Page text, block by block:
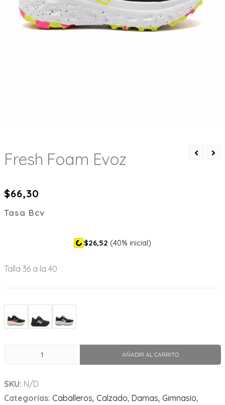
Fresh Foam Evoz
$66,30
Tasa Bcv
$26,52 (40% inicial)
Talla 36 a la 40
AÑADIR AL CARRITO
SKU: N/D
Categorías: Caballeros, Calzado, Damas, Gimnasio,